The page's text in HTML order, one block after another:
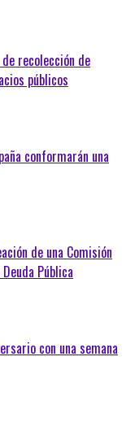
recolección de
públicos
conformarán una
de una Comisión
Pública
con una semana